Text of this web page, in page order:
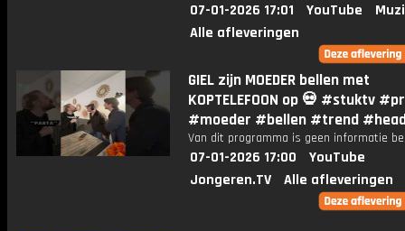
07-01-2026 17:01 YouTube
Alle afleveringen
GIEL zijn MOEDER bellen met
KOPTELEFOON op 💀 #stuktv
#moeder #bellen #trend
Van dit programma is geen informatie
07-01-2026 17:00
YouTube
Jongeren.TV
Alle afleveringen